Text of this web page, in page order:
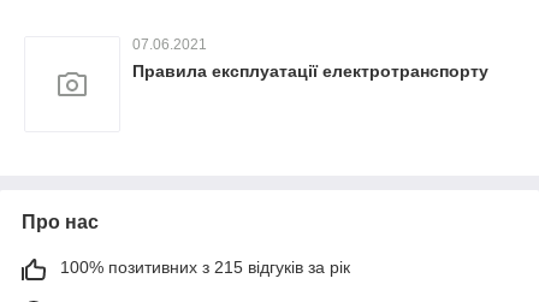
07.06.2021
Правила експлуатації електротранспорту
Про нас
100% позитивних з 215 відгуків за рік